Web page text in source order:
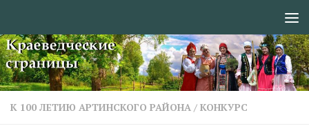
К 100 ЛЕТИЮ АРТИНСКОГО РАЙОНА / КОНКУРС